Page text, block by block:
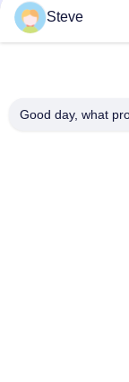
Διπλός
ZR4 καισίου
LC 30KM οπτική
Steve
Good day, what